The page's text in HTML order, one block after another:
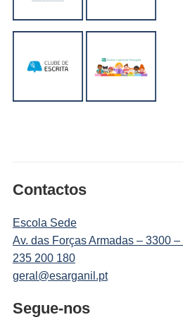
Contactos
Escola Sede
Av. das Forças Armadas – 3300 –
235 200 180
geral@esarganil.pt
Segue-nos